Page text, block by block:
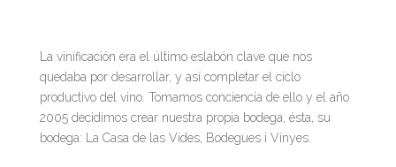
La vinificación era el último eslabón clave que nos
quedaba por desarrollar, y así completar el ciclo
productivo del vino. Tomamos conciencia de ello y el año
2005 decidimos crear nuestra propia bodega, ésta, su
bodega: La Casa de las Vides, Bodegues i Vinyes.